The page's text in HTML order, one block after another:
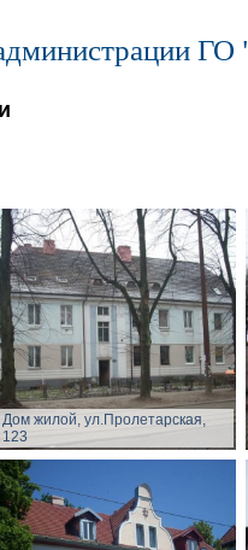
ГО
Дом жилой, ул.Пролетарская,
123